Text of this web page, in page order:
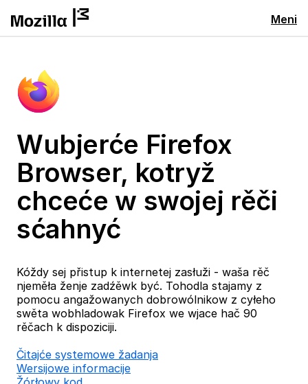
Meni
Wubjerće Firefox
Browser, kotryž
chceće w swojej rěči
sćahnyć
Kóždy sej přistup k internetej zasłuži - waša rěč
njeměła ženje zadźěwk być. Tohodla stajamy z
pomocu angažowanych dobrowólnikow z cyłeho
swěta wobhladowak Firefox we wjace hač 90
rěčach k dispoziciji.
Čitajće systemowe žadanja
Wersijowe informacije